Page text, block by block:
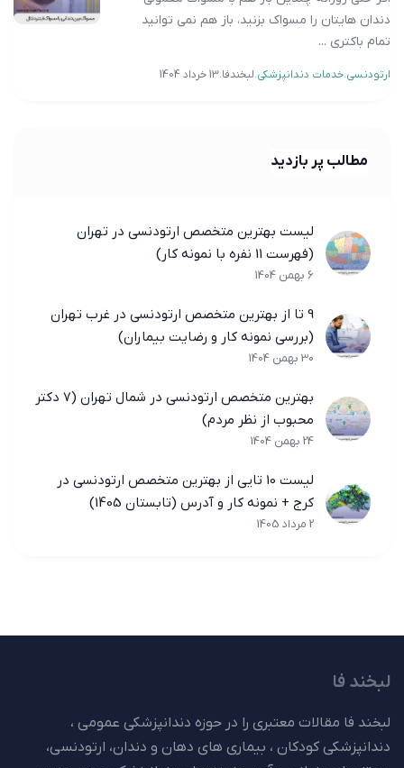
دندان هایتان را مسواک بزنید، باز هم نمی توانید
تمام باکتری ...
ارتودنسی خدمات دندانپزشکی لبخندفا 13 خرداد 1404
مطالب پر بازدید
لیست بهترین متخصص ارتودنسی در تهران
(فهرست 11 نفره با نمونه کار)
6 بهمن 1404
9 تا از بهترین متخصص ارتودنسی در غرب تهران
(بررسی نمونه کار و رضایت بیماران)
30 بهمن 1404
بهترین متخصص ارتودنسی در شمال تهران (7 دکتر
محبوب از نظر مردم)
24 بهمن 1404
لیست 10 تایی از بهترین متخصص ارتودنسی در
کرج + نمونه کار و آدرس (تابستان 1405)
2 مرداد 1405
لبخند فا
لبخند فا مقالات معتبری را در حوزه دندانپزشکی عمومی ،
دندانپزشکی کودکان ، بیماری های دهان و دندان، ارتودنسی،